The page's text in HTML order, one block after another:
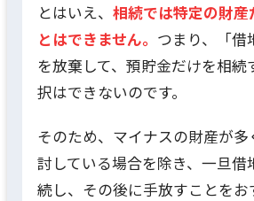
とはいえ、 相続では特定の財
とはできません。 つまり、「借
を放棄して、預貯金だけを相続
択はできないのです。
そのため、マイナスの財産が
討している場合を除き、一旦借
続し、その後に手放すことをお